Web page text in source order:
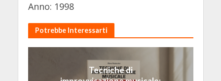
Anno: 1998
Potrebbe Interessarti
Tecniche di